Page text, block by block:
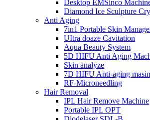
Desktop EMSinco
Diamond Ice Sculpture
Anti Aging
7in1 Portable Skin
UItra doaze Cavitation
Aqua Beauty System
5D HIFU Anti Aging
Skin analyze
7D HIFU Anti-aging
RF-Microneedling
Hair Removal
IPL Hair Remove Machine
Portable IPL OPT